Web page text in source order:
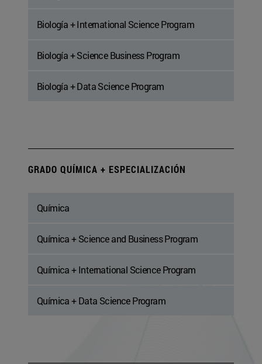
Biología + International Science Program
Biología + Science Business Program
Biología + Data Science Program
GRADO QUÍMICA + ESPECIALIZACIÓN
Química
Química + Science and Business Program
Química + International Science Program
Química + Data Science Program